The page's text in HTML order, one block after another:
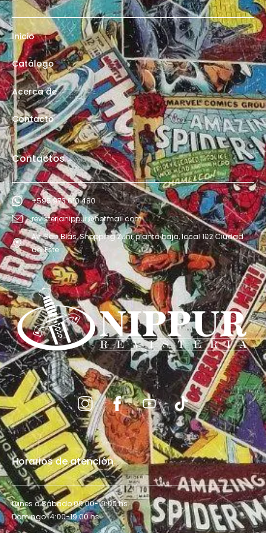
Inicio
Catálogo
Acerca de
Contacto
Contactos
+595 973 610 480
revisterianippur@hotmail.com
Av. San Blás, Shopping Zuni, planta baja, local 102 Ciudad
del Este
Horarios de atención
Lunes a Sábado 09:00-19:00 hs.
Domingo 14:00-19:00 hs.